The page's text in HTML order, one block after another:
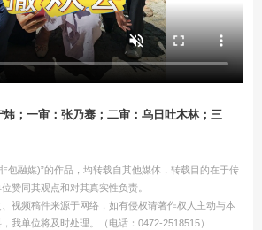
；一审：张乃骞；二审：乌日吐木林；三
包融媒)”的作品，均转载自其他媒体，转载目的在于传
赞同其观点和对其真实性负责。
视频稿件来源于网络，如有侵权请著作权人主动与本
我单位将及时处理。（电话：0472-2518515）